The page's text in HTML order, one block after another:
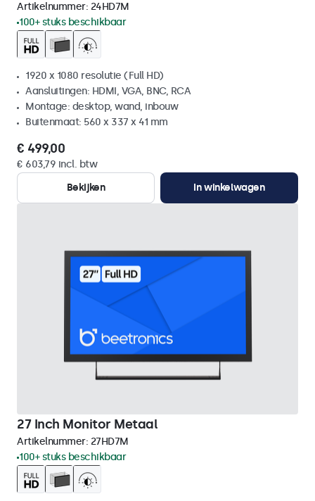
Artikelnummer: 24HD7M
100+ stuks beschikbaar
1920 x 1080 resolutie (Full HD)
Aansluitingen: HDMI, VGA, BNC, RCA
Montage: desktop, wand, inbouw
Buitenmaat: 560 x 337 x 41 mm
€ 499,00
€ 603,79 incl. btw
Bekijken
In winkelwagen
27 Inch Monitor Metaal
Artikelnummer: 27HD7M
100+ stuks beschikbaar